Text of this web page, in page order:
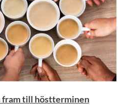
fram till höstterminen